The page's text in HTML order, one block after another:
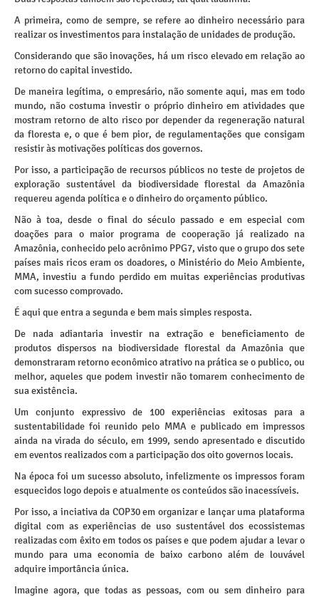
A primeira, como de sempre, se refere ao dinheiro necessário para
realizar os investimentos para instalação de unidades de produção.
Considerando que são inovações, há um risco elevado em relação ao
retorno do capital investido.
De maneira legítima, o empresário, não somente aqui, mas em todo
mundo, não costuma investir o próprio dinheiro em atividades que
mostram retorno de alto risco por depender da regeneração natural
da floresta e, o que é bem pior, de regulamentações que consigam
resistir às motivações políticas dos governos.
Por isso, a participação de recursos públicos no teste de projetos de
exploração sustentável da biodiversidade florestal da Amazônia
requereu agenda política e o dinheiro do orçamento público.
Não à toa, desde o final do século passado e em especial com
doações para o maior programa de cooperação já realizado na
Amazônia, conhecido pelo acrônimo PPG7, visto que o grupo dos sete
países mais ricos eram os doadores, o Ministério do Meio Ambiente,
MMA, investiu a fundo perdido em muitas experiências produtivas
com sucesso comprovado.
É aqui que entra a segunda e bem mais simples resposta.
De nada adiantaria investir na extração e beneficiamento de
produtos dispersos na biodiversidade florestal da Amazônia que
demonstraram retorno econômico atrativo na prática se o publico, ou
melhor, aqueles que podem investir não tomarem conhecimento de
sua existência.
Um conjunto expressivo de 100 experiências exitosas para a
sustentabilidade foi reunido pelo MMA e publicado em impressos
ainda na virada do século, em 1999, sendo apresentado e discutido
em eventos realizados com a participação dos oito governos locais.
Na época foi um sucesso absoluto, infelizmente os impressos foram
esquecidos logo depois e atualmente os conteúdos são inacessíveis.
Por isso, a inciativa da COP30 em organizar e lançar uma plataforma
digital com as experiências de uso sustentável dos ecossistemas
realizadas com êxito em todos os países e que podem ajudar a levar o
mundo para uma economia de baixo carbono além de louvável
adquire importância única.
Imagine agora, que todas as pessoas, com ou sem dinheiro para